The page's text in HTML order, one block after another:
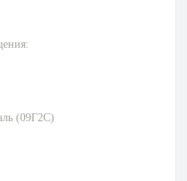
(09Г2С)